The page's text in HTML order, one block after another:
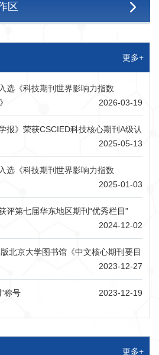
区
更多+
选《科技期刊世界影响力指数
2026-03-19
报》荣获CSCIED科技核心期刊A级认
2025-05-13
选《科技期刊世界影响力指数
2025-01-03
评第七届华东地区期刊“优秀栏目”
2024-12-02
北京大学图书馆《中文核心期刊要目
2023-12-27
称号 2023-12-19
更多+